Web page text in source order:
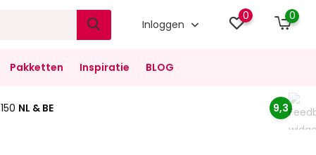
Inloggen
0 0
Pakketten Inspiratie BLOG
NL & BE 9,3